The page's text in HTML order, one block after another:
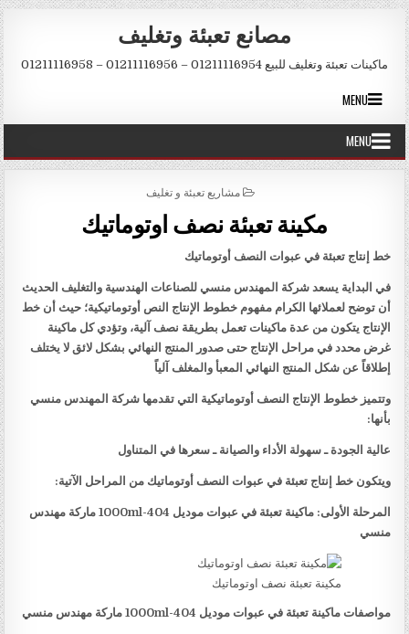
Skip to content
مصانع تعبئة وتغليف
ماكينات تعبئة وتغليف للبيع 01211116954 – 01211116956 – 01211116958
MENU
MENU
POSTED IN
مشاريع تعبئة و تغليف
مكينة تعبئة نصف اوتوماتيك
خط إنتاج تعبئة في عبوات النصف أوتوماتيك
في البداية يسعد شركة المهندس منسي للصناعات الهندسية والتغليف الحديث
أن توضح لعملائها الكرام مفهوم خطوط الإنتاج النص أوتوماتيكية؛ حيث أن خط
الإنتاج يتكون من عدة ماكينات تعمل بطريقة نصف آلية، وتؤدي كل ماكينة
غرض محدد في مراحل الإنتاج حتى صدور المنتج النهائي بشكل لائق لا يختلف
إطلاقاً عن شكل المنتج النهائي المعبأ والمغلف آلياً
وتتميز خطوط الإنتاج النصف أوتوماتيكية التي تقدمها شركة المهندس منسي
بأنها:
عالية الجودة ـ سهولة الأداء والصيانة ـ سعرها في المتناول
ويتكون خط إنتاج تعبئة في عبوات النصف أوتوماتيك من المراحل الآتية:
المرحلة الأولى: ماكينة تعبئة في عبوات موديل 404-1000ml
ماركة مهندس
منسي
مكينة تعبئة نصف اوتوماتيك
مواصفات ماكينة تعبئة في عبوات موديل 404-1000ml ماركة مهندس منسي